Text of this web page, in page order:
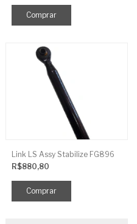
Link LS Assy Stabilize FG896
R$880,80